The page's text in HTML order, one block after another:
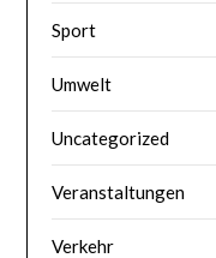
Sport
Umwelt
Uncategorized
Veranstaltungen
Verkehr